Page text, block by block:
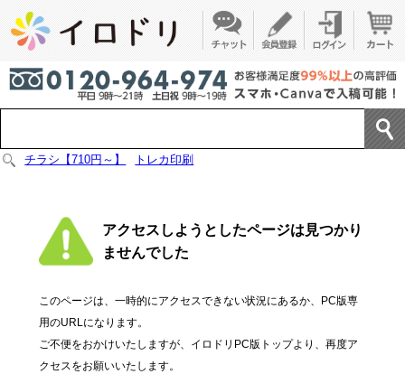
チラシ【710円～】 トレカ印刷
アクセスしようとしたページは見つかり
ませんでした
このページは、一時的にアクセスできない状況にあるか、PC版専
用のURLになります。
ご不便をおかけいたしますが、イロドリPC版トップより、再度ア
クセスをお願いいたします。